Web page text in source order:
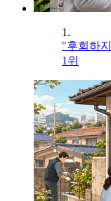
1.
"후회하
1위